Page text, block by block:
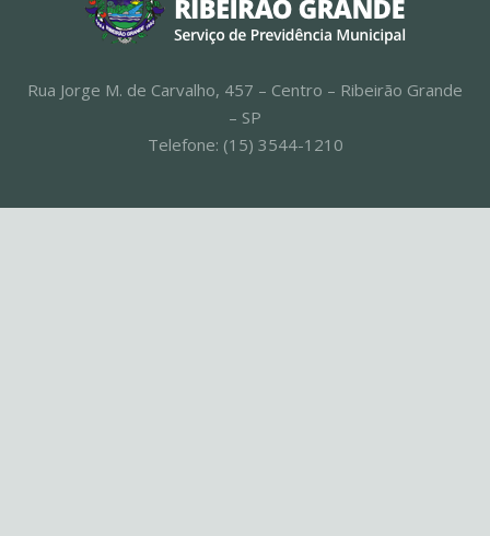
Rua Jorge M. de Carvalho, 457 – Centro – Ribeirão Grande
– SP
Telefone: (15) 3544-1210